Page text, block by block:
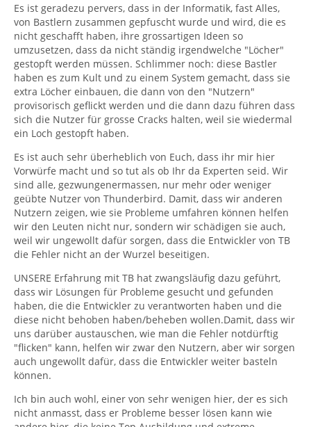
Es ist geradezu pervers, dass in der Informatik, fast Alles,
von Bastlern zusammen gepfuscht wurde und wird, die es
nicht geschafft haben, ihre grossartigen Ideen so
umzusetzen, dass da nicht ständig irgendwelche "Löcher"
gestopft werden müssen. Schlimmer noch: diese Bastler
haben es zum Kult und zu einem System gemacht, dass sie
extra Löcher einbauen, die dann von den "Nutzern"
provisorisch geflickt werden und die dann dazu führen dass
sich die Nutzer für grosse Cracks halten, weil sie wiedermal
ein Loch gestopft haben.
Es ist auch sehr überheblich von Euch, dass ihr mir hier
Vorwürfe macht und so tut als ob Ihr da Experten seid. Wir
sind alle, gezwungenermassen, nur mehr oder weniger
geübte Nutzer von Thunderbird. Damit, dass wir anderen
Nutzern zeigen, wie sie Probleme umfahren können helfen
wir den Leuten nicht nur, sondern wir schädigen sie auch,
weil wir ungewollt dafür sorgen, dass die Entwickler von TB
die Fehler nicht an der Wurzel beseitigen.
UNSERE Erfahrung mit TB hat zwangsläufig dazu geführt,
dass wir Lösungen für Probleme gesucht und gefunden
haben, die die Entwickler zu verantworten haben und die
diese nicht behoben haben/beheben wollen.Damit, dass wir
uns darüber austauschen, wie man die Fehler notdürftig
"flicken" kann, helfen wir zwar den Nutzern, aber wir sorgen
auch ungewollt dafür, dass die Entwickler weiter basteln
können.
Ich bin auch wohl, einer von sehr wenigen hier, der es sich
nicht anmasst, dass er Probleme besser lösen kann wie